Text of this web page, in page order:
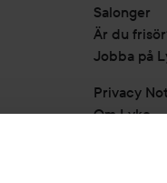
Salonger
Är du
Jobba på
Privacy
Om Lyko